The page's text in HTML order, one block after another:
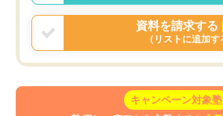
資料を請求する
（リストに追加す
キャンペーン対象塾